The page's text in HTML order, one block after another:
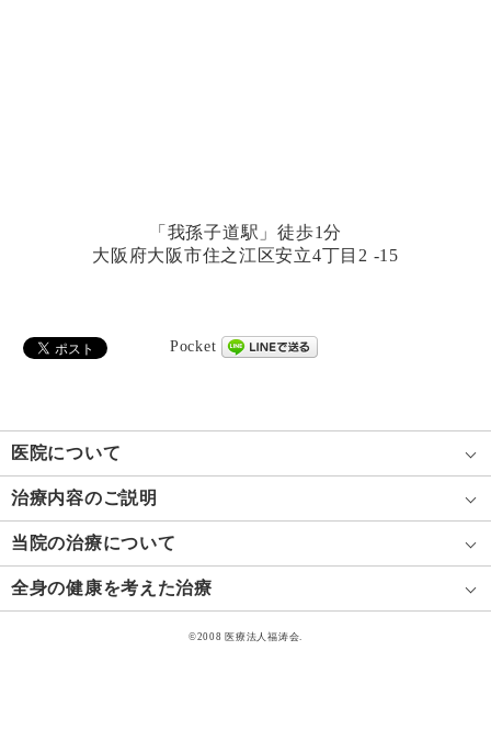
「我孫子道駅」徒歩1分
大阪府大阪市住之江区安立4丁目2 -15
Pocket
医院について
治療内容のご説明
当院の治療について
全身の健康を考えた治療
©2008 医療法人福涛会.